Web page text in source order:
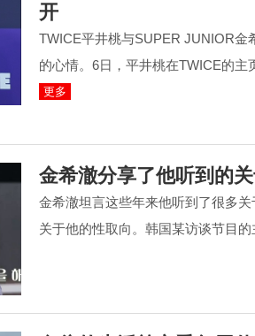
开
TWICE平井桃与SUPER JUNIOR金
的心情。6日，平井桃在TWICE的
更多
金希澈分享了他听到的
金希澈坦言这些年来他听到了很多
关于他的性取向。韩国某访谈节目